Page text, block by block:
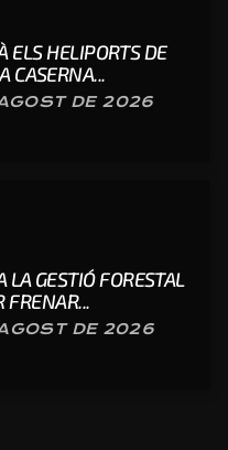
ELS HELIPORTS DE
CASERNA...
DE 2026
GESTIÓ FORESTAL
FRENAR...
DE 2026